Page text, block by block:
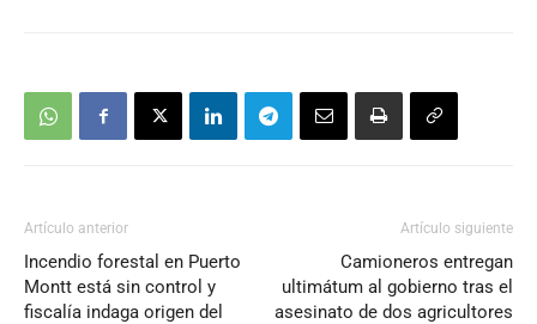
Artículo anterior
Incendio forestal en Puerto
Montt está sin control y
fiscalía indaga origen del
Artículo siguiente
Camioneros entregan
ultimátum al gobierno tras el
asesinato de dos agricultores